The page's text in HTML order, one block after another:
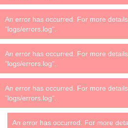
An error has occurred. For more
"logs/errors.log".
An error has occurred. For more
"logs/errors.log".
An error has occurred. For more
"logs/errors.log".
An error has occurred. For more